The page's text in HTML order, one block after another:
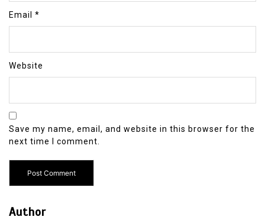
Email *
Website
Save my name, email, and website in this browser for the
next time I comment.
Author